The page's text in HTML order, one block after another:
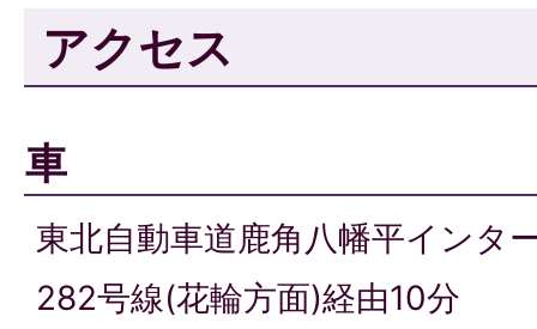
アクセス
車
東北自動車道鹿角八幡平インタ
282号線(花輪方面)経由10分